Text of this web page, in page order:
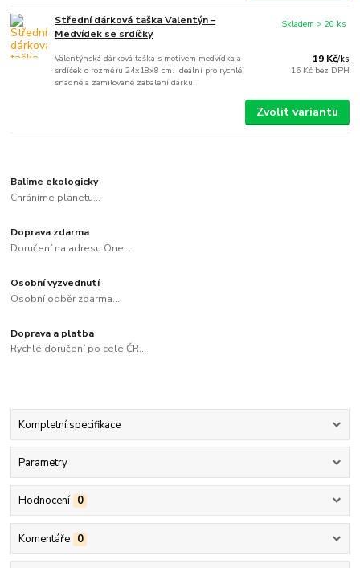
Střední dárková taška Valentýn –
Medvídek se srdíčky
Valentýnská dárková taška s motivem medvídka a
srdíček o rozměru 24x18x8 cm. Ideální pro rychlé,
snadné a zamilované zabalení dárku.
19 Kč/ks
16 Kč bez DPH
Skladem > 20 ks
Zvolit variantu
Balíme ekologicky
Chráníme planetu...
Doprava zdarma
Doručení na adresu One...
Osobní vyzvednutí
Osobní odběr zdarma...
Doprava a platba
Rychlé doručení po celé ČR...
Kompletní specifikace
Parametry
Hodnocení 0
Komentáře 0